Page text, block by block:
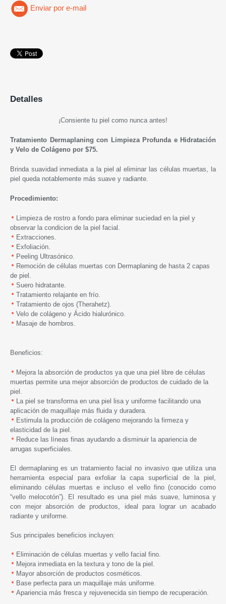
Enviar por e-mail
Detalles
¡Consiente tu piel como nunca antes!
Tratamiento Dermaplaning con Limpieza Profunda e Hidratación
y Velo de Colágeno por $75.
Brinda suavidad inmediata a la piel al eliminar las células muertas, la
piel queda notablemente más suave y radiante.
Procedimiento:
Limpieza de rostro a fondo para eliminar suciedad en la piel y
observar la condicion de la piel facial.
Extracciones.
Exfoliación.
Peeling Ultrasónico.
Remoción de células muertas con Dermaplaning de hasta 2 capas
de piel.
Suero hidratante.
Tratamiento relajante en frío.
Tratamiento de ojos (Therahetz).
Velo de colágeno y Ácido hialurónico.
Masaje de hombros.
Beneficios:
Mejora la absorción de productos ya que una piel libre de células
muertas permite una mejor absorción de productos de cuidado de la
piel.
La piel se transforma en una piel lisa y uniforme facilitando una
aplicación de maquillaje más fluida y duradera.
Estimula la producción de colágeno mejorando la firmeza y
elasticidad de la piel.
Reduce las líneas finas ayudando a disminuir la apariencia de
arrugas superficiales.
El dermaplaning es un tratamiento facial no invasivo que utiliza una
herramienta especial para exfoliar la capa superficial de la piel,
eliminando células muertas e incluso el vello fino (conocido como
“vello melocotón”). El resultado es una piel más suave, luminosa y
con mejor absorción de productos, ideal para lograr un acabado
radiante y uniforme.
Sus principales beneficios incluyen:
Eliminación de células muertas y vello facial fino.
Mejora inmediata en la textura y tono de la piel.
Mayor absorción de productos cosméticos.
Base perfecta para un maquillaje más uniforme.
Apariencia más fresca y rejuvenecida sin tiempo de recuperación.